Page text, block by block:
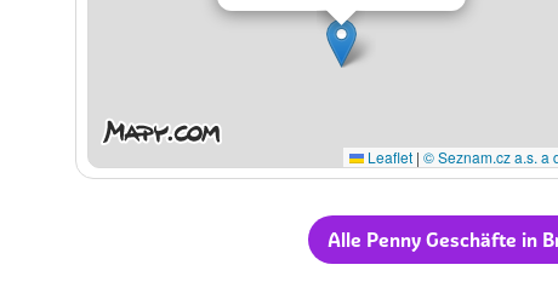
Leaflet | © Seznam.cz a.s. a
Alle Penny Geschäfte in